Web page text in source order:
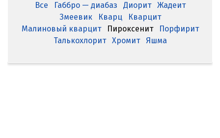
Все Габбро — диабаз Диорит
Жадеит
Змеевик
Кварц
Кварцит
Малиновый кварцит
Пироксенит
Порфирит
Талькохлорит
Хромит Яшма